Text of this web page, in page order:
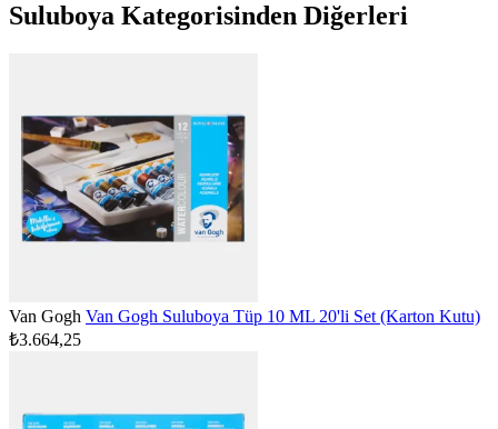
Suluboya Kategorisinden Diğerleri
Van Gogh Van Gogh Suluboya Tüp 10 ML 20'li Set (Karton Kutu)
₺3.664,25